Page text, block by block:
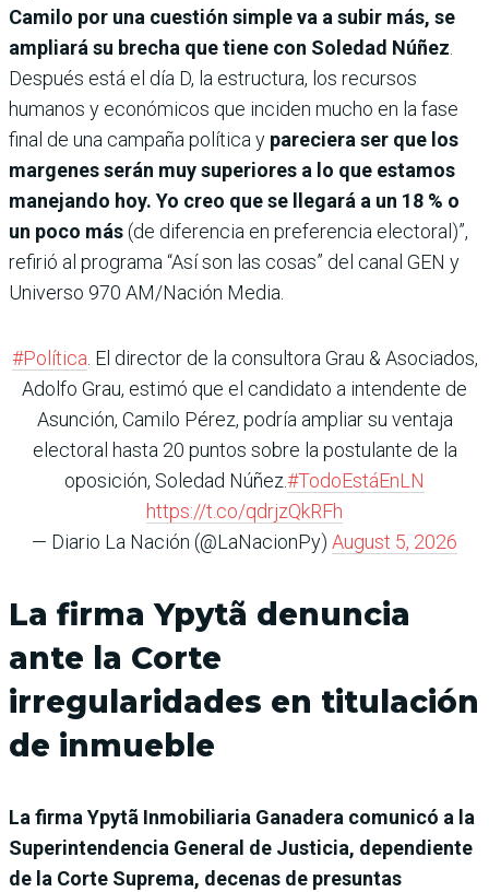
Camilo por una cuestión simple va a subir más, se
ampliará su brecha que tiene con Soledad Núñez.
Después está el día D, la estructura, los recursos
humanos y económicos que inciden mucho en la fase
final de una campaña política y pareciera ser que los
margenes serán muy superiores a lo que estamos
manejando hoy. Yo creo que se llegará a un 18 % o
un poco más(de diferencia en preferencia electoral)”,
refirió al programa “Así son las cosas” del canal GEN y
Universo 970 AM/Nación Media.
#Política. El director de la consultora Grau & Asociados,
Adolfo Grau, estimó que el candidato a intendente de
Asunción, Camilo Pérez, podría ampliar su ventaja
electoral hasta 20 puntos sobre la postulante de la
oposición, Soledad Núñez.#TodoEstáEnLN
https://t.co/qdrjzQkRFh
— Diario La Nación (@LaNacionPy) August 5, 2026
La firma Ypytã denuncia
ante la Corte
irregularidades en titulación
de inmueble
La firma Ypytã Inmobiliaria Ganadera comunicó a la
Superintendencia General de Justicia, dependiente
de la Corte Suprema, decenas de presuntas